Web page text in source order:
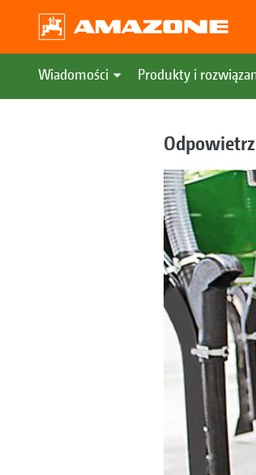
Wiadomości Produkty i